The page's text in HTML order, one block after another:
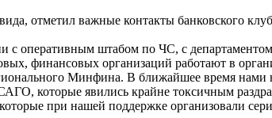
отметил важные контакты банковского
с оперативным штабом по ЧС, с
финансовых организаций работают в
Минфина. В ближайшее время нами
которые явились крайне токсичным
при нашей поддержке организовали